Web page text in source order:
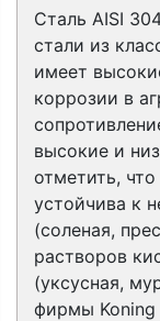
Сталь AISI
стали из
имеет
коррозии в
высокие и
отметить,
устойчива к
(соленая,
растворов
(уксусная,
фирмы Koning